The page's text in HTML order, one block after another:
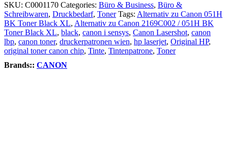
SKU: C0001170 Categories: Büro & Business, Büro &
Schreibwaren, Druckbedarf, Toner Tags: Alternativ zu Canon 051H
BK Toner Black XL, Alternativ zu Canon 2169C002 / 051H BK
Toner Black XL, black, canon i sensys, Canon Lasershot, canon
lbp, canon toner, druckerpatronen wien, hp laserjet, Original HP,
original toner canon chip, Tinte, Tintenpatrone, Toner
Brands:: CANON